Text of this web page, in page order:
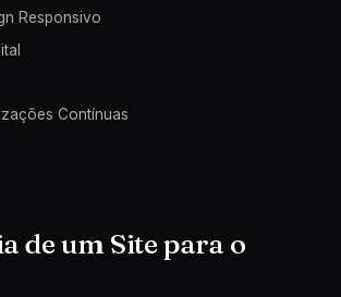
Responsivo
Contínuas
de um Site para o